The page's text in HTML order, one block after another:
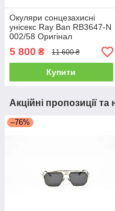
Окуляри сонцезахисні
унісекс Ray Ban RB3647-N
002/58 Оригінал
Поляризаційні
5 800 ₴ 11 600 ₴
Купити
Акційні пропозиції та
–76%